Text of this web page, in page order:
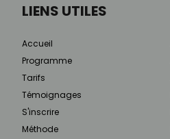
LIENS UTILES
Accueil
Programme
Tarifs
Témoignages
S'inscrire
Méthode